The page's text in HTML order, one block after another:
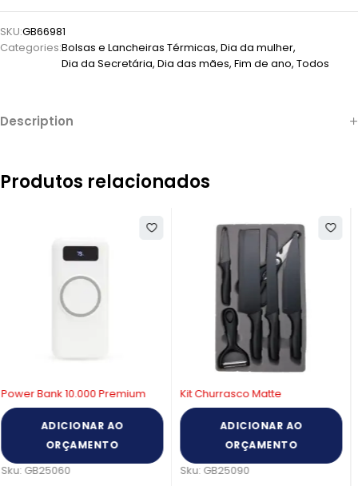
SKU:GB66981
Categories:Bolsas e Lancheiras Térmicas, Dia da mulher,
Dia da Secretária, Dia das mães, Fim de ano, Todos
Description
Produtos relacionados
Kit Churrasco Matte
ADICIONAR AO
ORÇAMENTO
Sku:GB25090
Bateria Slim 4.000 mAh
ADICIONAR AO
ORÇAMENTO
Sku:GB44375